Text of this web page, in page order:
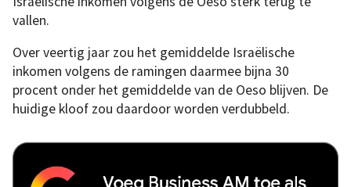
vallen.
Over veertig jaar zou het gemiddelde Israëlische
inkomen volgens de ramingen daarmee bijna 30
procent onder het gemiddelde van de Oeso blijven. De
huidige kloof zou daardoor worden verdubbeld.